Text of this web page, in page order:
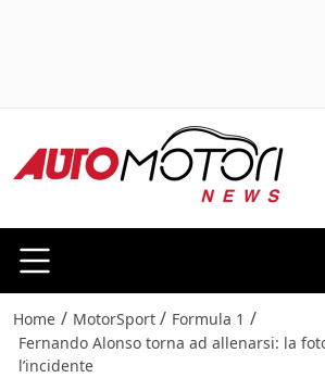
Home / MotorSport / Formula 1 /
Fernando Alonso torna ad allenarsi: la
l’incidente